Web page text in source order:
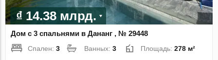
₫ 14.38 млрд.
Дом с 3 спальнями в Дананг , № 29448
Спален:3 Ванных:3 Площадь:278 м²